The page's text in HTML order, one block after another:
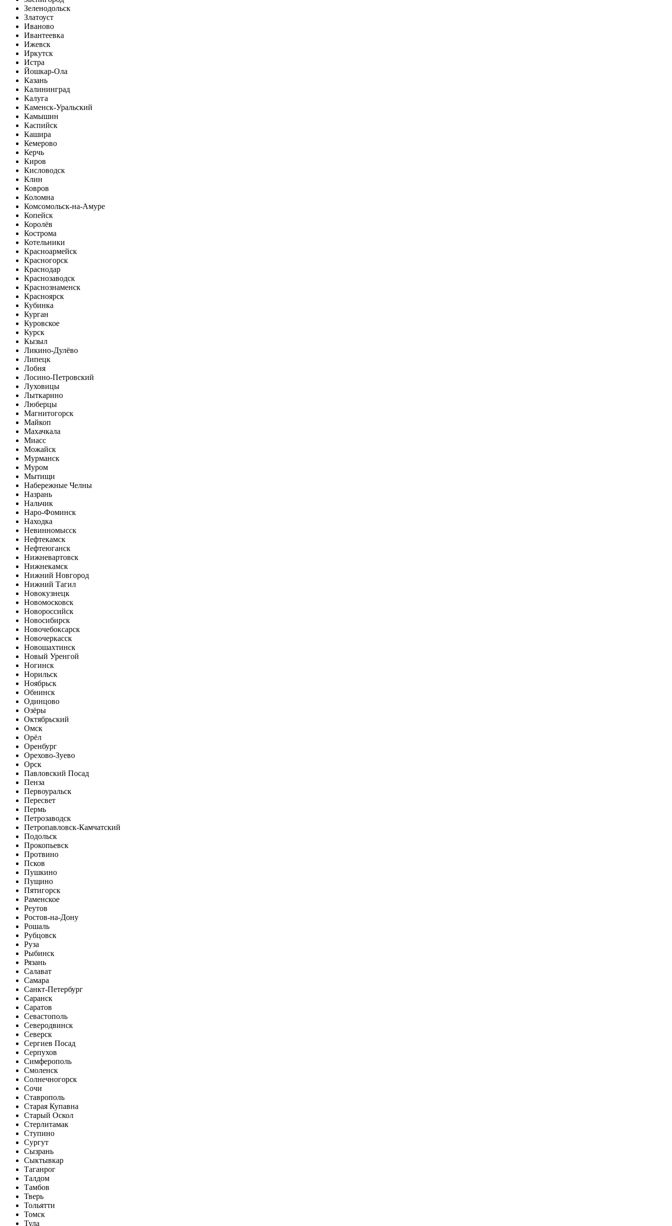
Зеленодольск
Златоуст
Иваново
Ивантеевка
Ижевск
Иркутск
Истра
Йошкар-Ола
Казань
Калининград
Калуга
Каменск-Уральский
Камышин
Каспийск
Кашира
Кемерово
Керчь
Киров
Кисловодск
Клин
Ковров
Коломна
Комсомольск-на-Амуре
Копейск
Королёв
Кострома
Котельники
Красноармейск
Красногорск
Краснодар
Краснозаводск
Краснознаменск
Красноярск
Кубинка
Курган
Куровское
Курск
Кызыл
Ликино-Дулёво
Липецк
Лобня
Лосино-Петровский
Луховицы
Лыткарино
Люберцы
Магнитогорск
Майкоп
Махачкала
Миасс
Можайск
Мурманск
Муром
Мытищи
Набережные Челны
Назрань
Нальчик
Наро-Фоминск
Находка
Невинномысск
Нефтекамск
Нефтеюганск
Нижневартовск
Нижнекамск
Нижний Новгород
Нижний Тагил
Новокузнецк
Новомосковск
Новороссийск
Новосибирск
Новочебоксарск
Новочеркасск
Новошахтинск
Новый Уренгой
Ногинск
Норильск
Ноябрьск
Обнинск
Одинцово
Озёры
Октябрьский
Омск
Орёл
Оренбург
Орехово-Зуево
Орск
Павловский Посад
Пенза
Первоуральск
Пересвет
Пермь
Петрозаводск
Петропавловск-Камчатский
Подольск
Прокопьевск
Протвино
Псков
Пушкино
Пущино
Пятигорск
Раменское
Реутов
Ростов-на-Дону
Рошаль
Рубцовск
Руза
Рыбинск
Рязань
Салават
Самара
Санкт-Петербург
Саранск
Саратов
Севастополь
Северодвинск
Северск
Сергиев Посад
Серпухов
Симферополь
Смоленск
Солнечногорск
Сочи
Ставрополь
Старая Купавна
Старый Оскол
Стерлитамак
Ступино
Сургут
Сызрань
Сыктывкар
Таганрог
Талдом
Тамбов
Тверь
Тольятти
Томск
Тула